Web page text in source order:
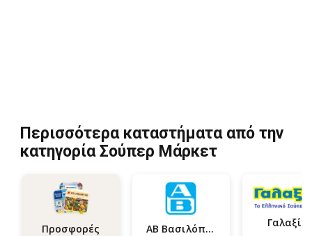
Περισσότερα καταστήματα από την
κατηγορία Σούπερ Μάρκετ
Προσφορές ΑΒ Βασιλόπουλος